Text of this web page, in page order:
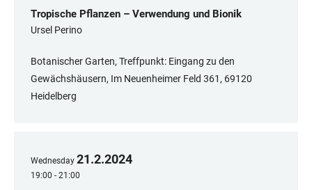
Tropische Pflanzen – Verwendung und Bionik
Ursel Perino
Botanischer Garten, Treffpunkt: Eingang zu den
Gewächshäusern, Im Neuenheimer Feld 361, 69120
Heidelberg
Wednesday 21.2.2024
19:00 - 21:00